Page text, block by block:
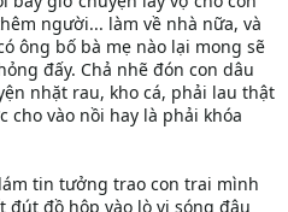
người... làm về nhà nữa, và
ông bố bà mẹ nào lại mong sẽ
đấy. Chả nhẽ đón con dâu
nhặt rau, kho cá, phải lau thật
cho vào nồi hay là phải khóa
tin tưởng trao con trai mình
đút đồ hộp vào lò vi sóng đâu